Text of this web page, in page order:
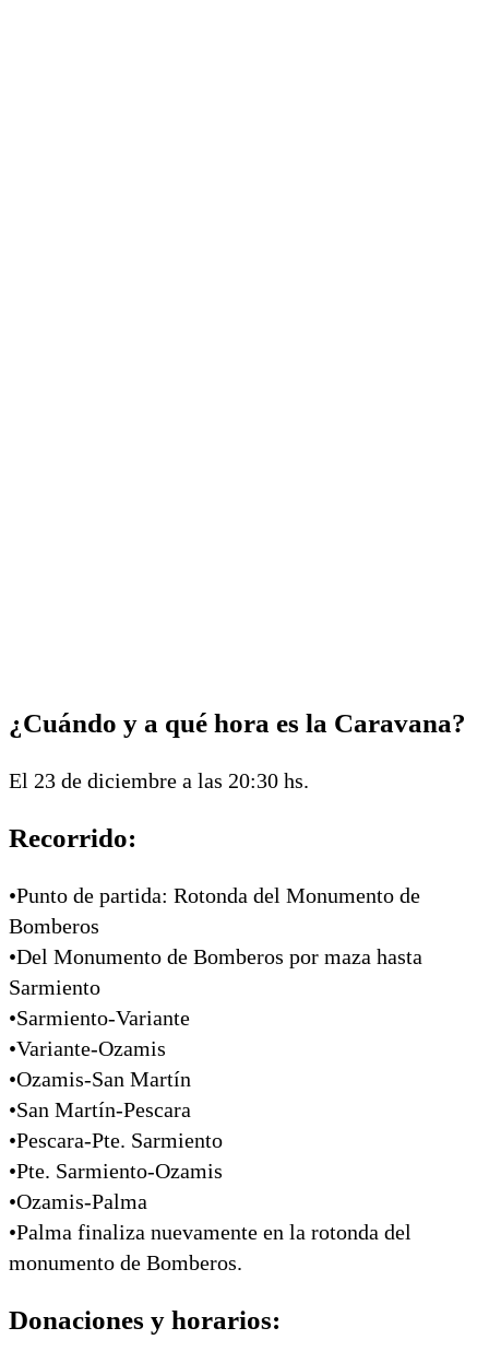
¿Cuándo y a qué hora es la Caravana?
El 23 de diciembre a las 20:30 hs.
Recorrido:
•Punto de partida: Rotonda del Monumento de
Bomberos
•Del Monumento de Bomberos por maza hasta
Sarmiento
•Sarmiento-Variante
•Variante-Ozamis
•Ozamis-San Martín
•San Martín-Pescara
•Pescara-Pte. Sarmiento
•Pte. Sarmiento-Ozamis
•Ozamis-Palma
•Palma finaliza nuevamente en la rotonda del
monumento de Bomberos.
Donaciones y horarios: